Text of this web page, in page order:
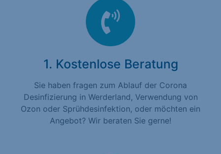
1. Kostenlose Beratung
Sie haben fragen zum Ablauf der Corona
Desinfizierung in Werderland, Verwendung von
Ozon oder Sprühdesinfektion, oder möchten ein
Angebot? Wir beraten Sie gerne!